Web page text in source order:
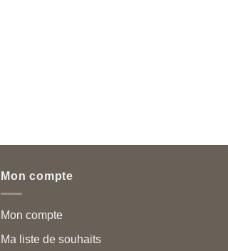
Mon compte
Mon compte
Ma liste de souhaits